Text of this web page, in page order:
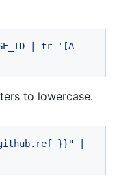
tr
'[A-
to lowercase.
}}"